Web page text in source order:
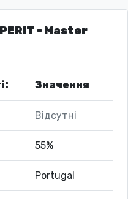
- Master
Значення
Відсутні
55%
Portugal